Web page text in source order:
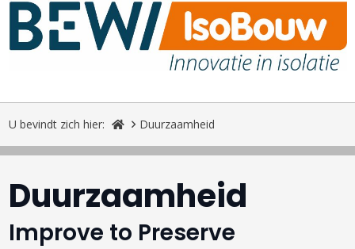
U bevindt zich hier: Duurzaamheid
Duurzaamheid
Improve to Preserve